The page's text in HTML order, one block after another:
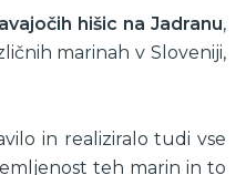
hišic na Jadranu,
marinah v Sloveniji,
in realiziralo tudi vse
teh marin in to